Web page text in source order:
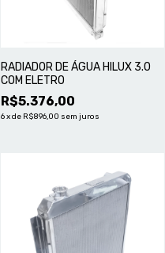
RADIADOR DE ÁGUA HILUX 3.0
COM ELETRO
R$5.376,00
6xde R$896,00 sem juros